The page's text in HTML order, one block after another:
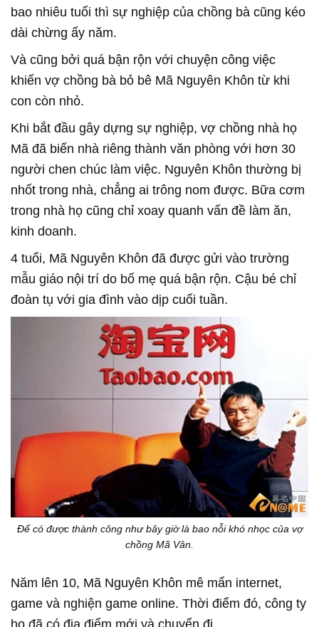
bao nhiêu tuổi thì sự nghiệp của chồng bà cũng kéo
dài chừng ấy năm.
Và cũng bởi quá bận rộn với chuyện công việc
khiến vợ chồng bà bỏ bê Mã Nguyên Khôn từ khi
con còn nhỏ.
Khi bắt đầu gây dựng sự nghiệp, vợ chồng nhà họ
Mã đã biến nhà riêng thành văn phòng với hơn 30
người chen chúc làm việc. Nguyên Khôn thường bị
nhốt trong nhà, chẳng ai trông nom được. Bữa cơm
trong nhà họ cũng chỉ xoay quanh vấn đề làm ăn,
kinh doanh.
4 tuổi, Mã Nguyên Khôn đã được gửi vào trường
mẫu giáo nội trí do bố mẹ quá bận rộn. Cậu bé chỉ
đoàn tụ với gia đình vào dịp cuối tuần.
Để có được thành công như bây giờ là bao nỗi khó nhọc của vợ
chồng Mã Vân.
Năm lên 10, Mã Nguyên Khôn mê mẩn internet,
game và nghiện game online. Thời điểm đó, công ty